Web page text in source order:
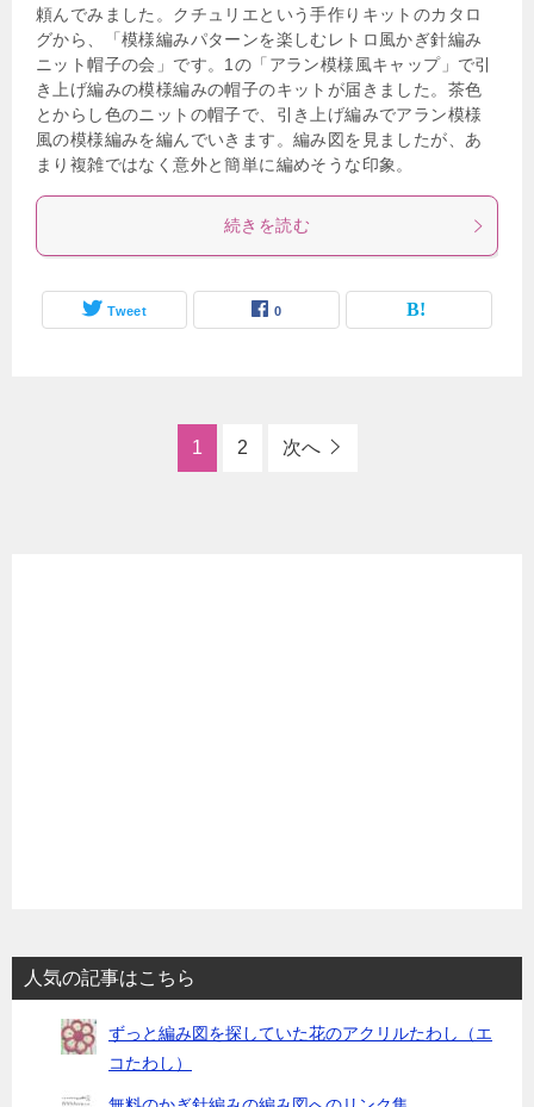
頼んでみました。クチュリエという手作りキットのカタロ
グから、「模様編みパターンを楽しむレトロ風かぎ針編み
ニット帽子の会」です。1の「アラン模様風キャップ」で引
き上げ編みの模様編みの帽子のキットが届きました。茶色
とからし色のニットの帽子で、引き上げ編みでアラン模様
風の模様編みを編んでいきます。編み図を見ましたが、あ
まり複雑ではなく意外と簡単に編めそうな印象。
続きを読む
Tweet 0
1 2 次へ
人気の記事はこちら
ずっと編み図を探していた花のアクリルたわし（エ
コたわし）